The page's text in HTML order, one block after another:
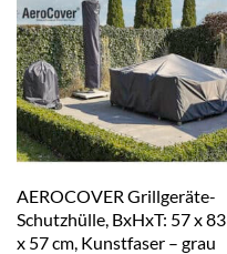
AEROCOVER Grillgeräte-
Schutzhülle, BxHxT: 57 x 83
x 57 cm, Kunstfaser – grau